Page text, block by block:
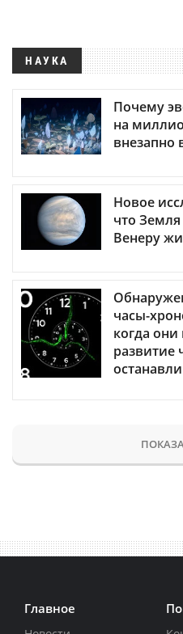
НАУКА
Почему
на
внезапно
Новое
что Земля
Венеру
часы-
когда они
развитие
Главное